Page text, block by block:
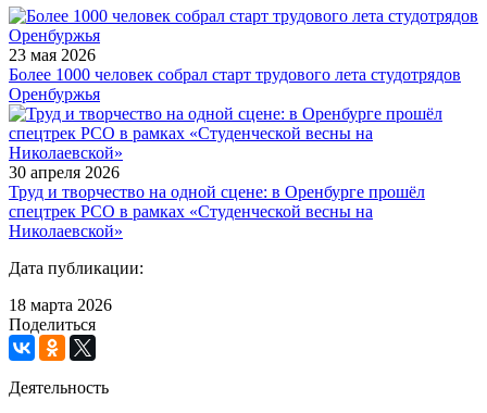
23 мая 2026
​Более 1000 человек собрал старт трудового лета студотрядов
Оренбуржья
30 апреля 2026
Труд и творчество на одной сцене: в Оренбурге прошёл
спецтрек РСО в рамках «Студенческой весны на
Николаевской»
Дата публикации:
18 марта 2026
Поделиться
Деятельность